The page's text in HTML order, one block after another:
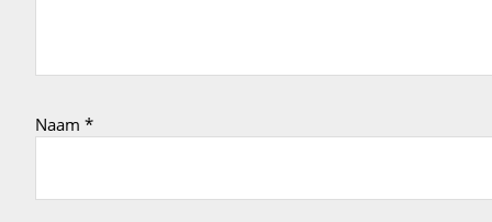
Naam *